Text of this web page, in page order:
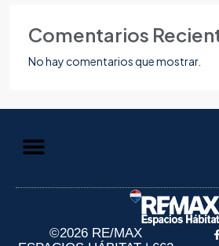
Comentarios
No hay comentarios que mostrar.
©2026 RE/MAX